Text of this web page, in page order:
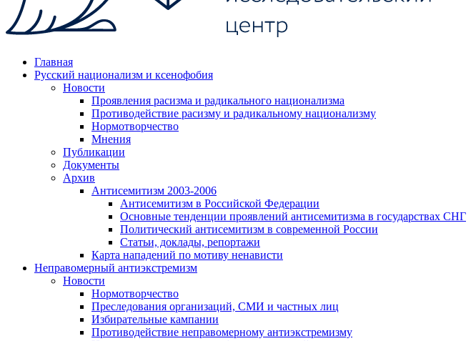
Главная
Русский национализм и ксенофобия
Новости
Проявления расизма и радикального национализма
Противодействие расизму и радикальному национализму
Нормотворчество
Мнения
Публикации
Документы
Архив
Антисемитизм 2003-2006
Антисемитизм в Российской Федерации
Основные тенденции проявлений антисемитизма в государствах СНГ
Политический антисемитизм в современной России
Статьи, доклады, репортажи
Карта нападений по мотиву ненависти
Неправомерный антиэкстремизм
Новости
Нормотворчество
Преследования организаций, СМИ и частных лиц
Избирательные кампании
Противодействие неправомерному антиэкстремизму